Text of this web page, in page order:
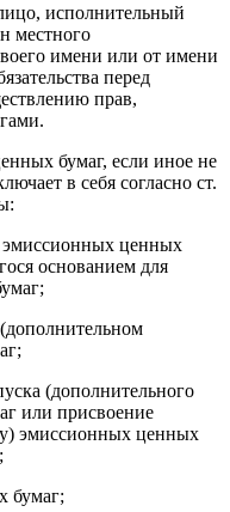
исполнительный
местного
имени или от имени
перед
прав,
бумаг, если иное не
в себя согласно ст.
эмиссионных ценных
основанием для
(дополнительного
или присвоение
эмиссионных ценных
бумаг;